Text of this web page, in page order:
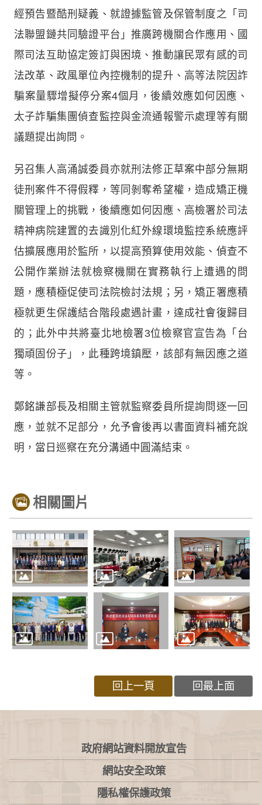
經預告暨酷刑疑義、就證據監管及保管制度之「司
法聯盟鏈共同驗證平台」推廣跨機關合作應用、國
際司法互助協定簽訂與困境、推動讓民眾有感的司
法改革、政風單位內控機制的提升、高等法院因詐
騙案量驟增擬停分案4個月，後續效應如何因應、
太子詐騙集團偵查監控與金流通報警示處理等有關
議題提出詢問。
另召集人高涌誠委員亦就刑法修正草案中部分無期
徒刑案件不得假釋，等同剝奪希望權，造成矯正機
關管理上的挑戰，後續應如何因應、高檢署於司法
精神病院建置的去識別化紅外線環境監控系統應評
估擴展應用於監所，以提高預算使用效能、偵查不
公開作業辦法就檢察機關在實務執行上遭遇的問
題，應積極促使司法院檢討法規；另，矯正署應積
極就更生保護結合階段處遇計畫，達成社會復歸目
的；此外中共將臺北地檢署3位檢察官宣告為「台
獨頑固份子」，此種跨境鎮壓，該部有無因應之道
等。
鄭銘謙部長及相關主管就監察委員所提詢問逐一回
應，並就不足部分，允予會後再以書面資料補充說
明，當日巡察在充分溝通中圓滿結束。
相關圖片
回上一頁 回最上面
:::
政府網站資料開放宣告
網站安全政策
隱私權保護政策